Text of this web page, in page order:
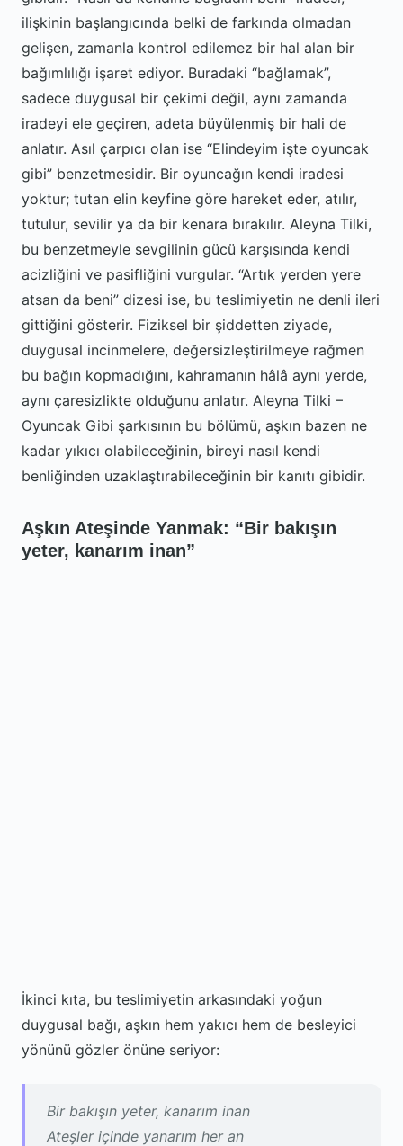
ilişkinin başlangıcında belki de farkında olmadan
gelişen, zamanla kontrol edilemez bir hal alan bir
bağımlılığı işaret ediyor. Buradaki “bağlamak”,
sadece duygusal bir çekimi değil, aynı zamanda
iradeyi ele geçiren, adeta büyülenmiş bir hali de
anlatır. Asıl çarpıcı olan ise “Elindeyim işte oyuncak
gibi” benzetmesidir. Bir oyuncağın kendi iradesi
yoktur; tutan elin keyfine göre hareket eder, atılır,
tutulur, sevilir ya da bir kenara bırakılır. Aleyna Tilki,
bu benzetmeyle sevgilinin gücü karşısında kendi
acizliğini ve pasifliğini vurgular. “Artık yerden yere
atsan da beni” dizesi ise, bu teslimiyetin ne denli ileri
gittiğini gösterir. Fiziksel bir şiddetten ziyade,
duygusal incinmelere, değersizleştirilmeye rağmen
bu bağın kopmadığını, kahramanın hâlâ aynı yerde,
aynı çaresizlikte olduğunu anlatır. Aleyna Tilki –
Oyuncak Gibi şarkısının bu bölümü, aşkın bazen ne
kadar yıkıcı olabileceğinin, bireyi nasıl kendi
benliğinden uzaklaştırabileceğinin bir kanıtı gibidir.
Aşkın Ateşinde Yanmak: “Bir bakışın
yeter, kanarım inan”
İkinci kıta, bu teslimiyetin arkasındaki yoğun
duygusal bağı, aşkın hem yakıcı hem de besleyici
yönünü gözler önüne seriyor:
Bir bakışın yeter, kanarım inan
Ateşler içinde yanarım her an